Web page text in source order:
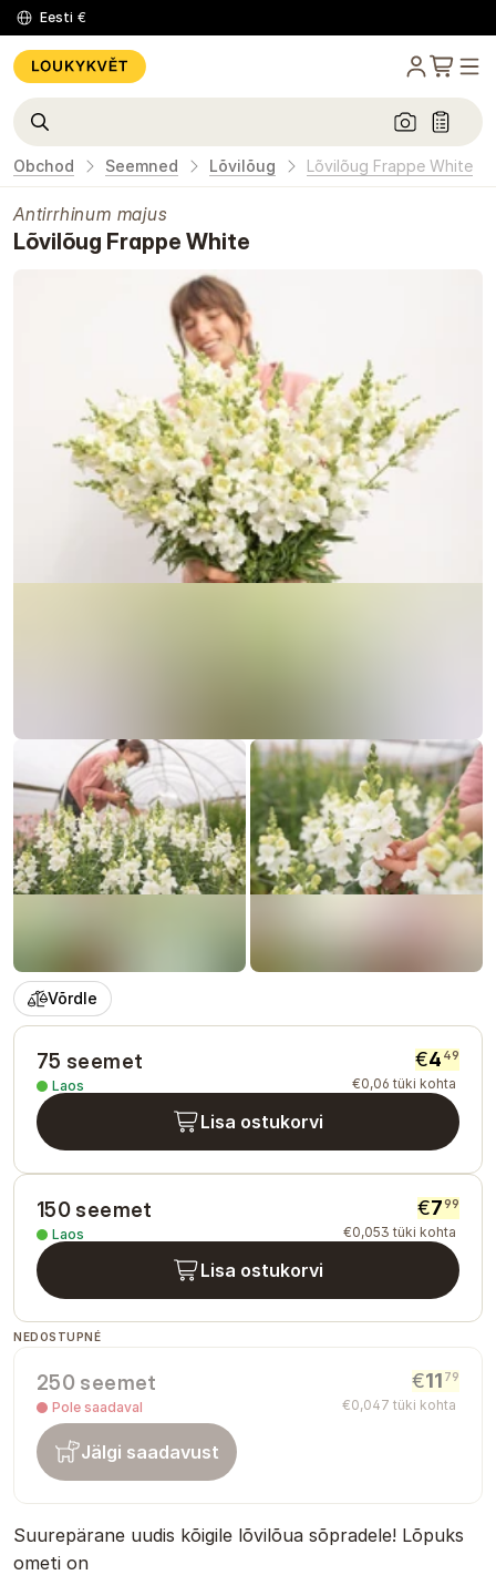
Eesti €
Obchod Seemned Lõvilõug Lõvilõug Frappe White
Antirrhinum majus
Lõvilõug Frappe White
Võrdle
75 seemet
Laos
€4 49
€0,06 tüki kohta
Lisa ostukorvi
150 seemet
Laos
€799
€0,053 tüki kohta
Lisa ostukorvi
NEDOSTUPNÉ
250 seemet
Pole saadaval
€11 79
€0,047 tüki kohta
Jälgi saadavust
Suurepärane uudis kõigile lõvilõua sõpradele! Lõpuks
ometi on